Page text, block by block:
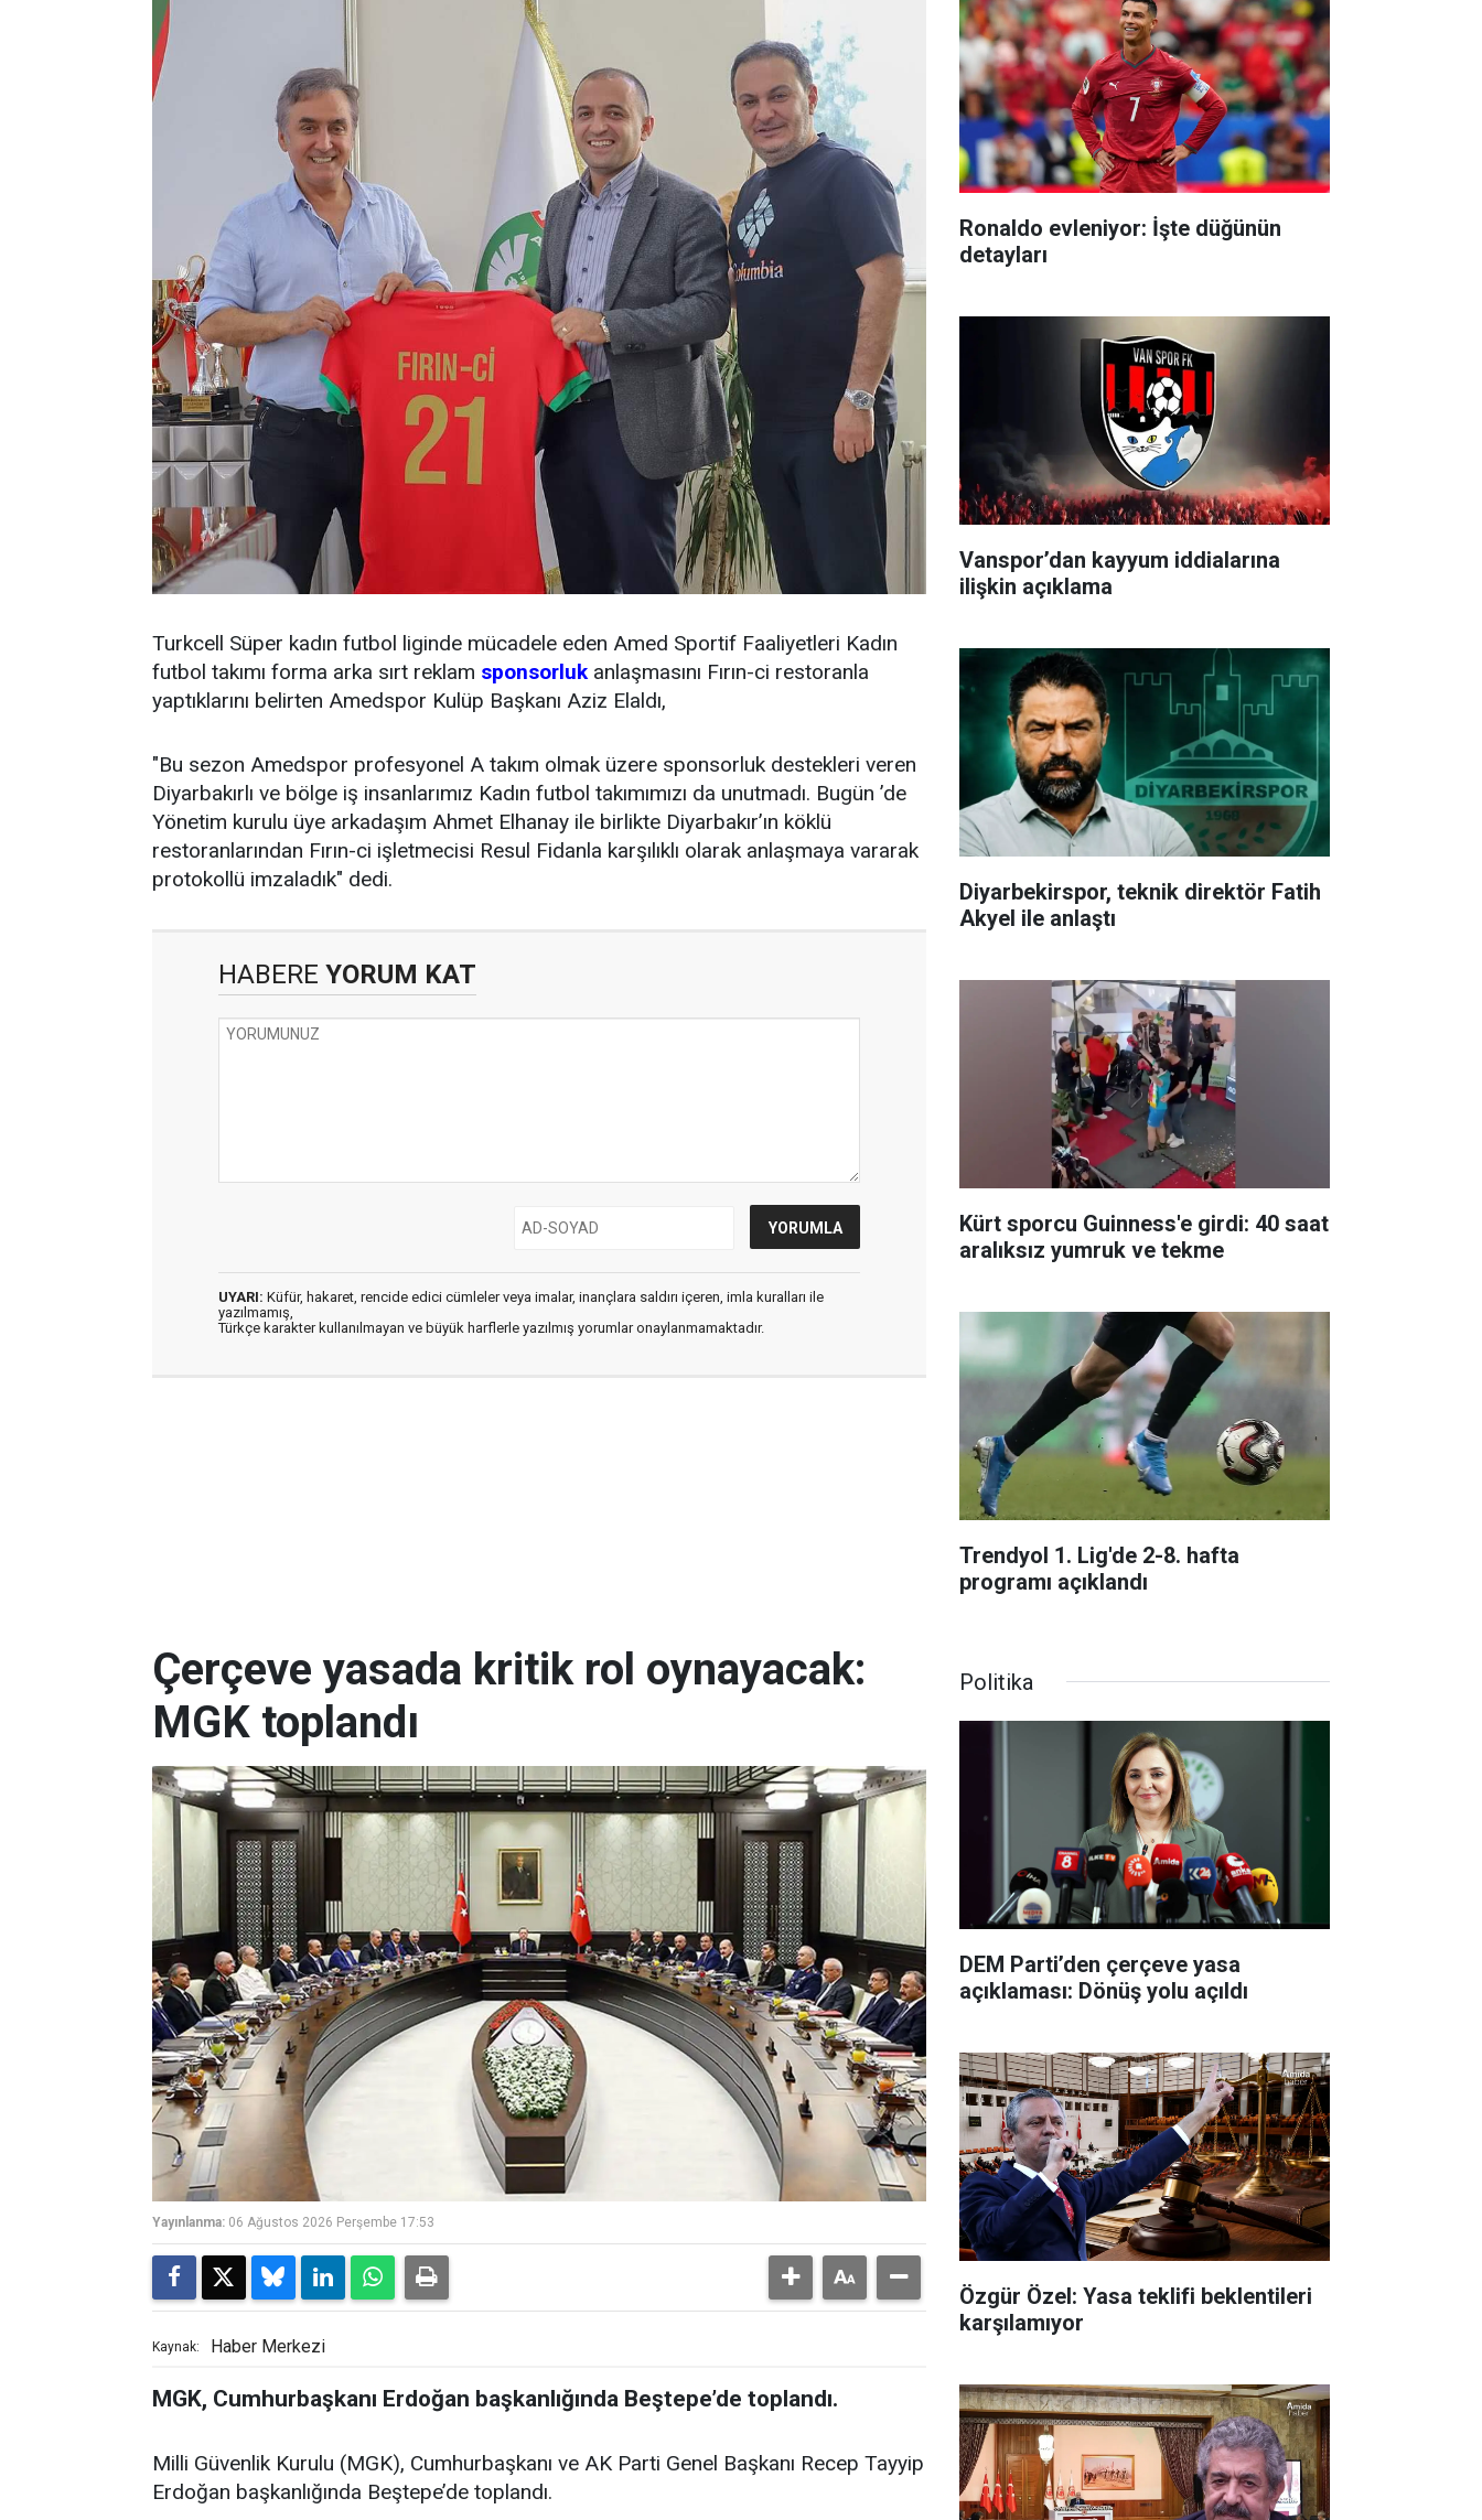
Turkcell Süper kadın futbol liginde mücadele eden Amed Sportif Faaliyetleri Kadın
futbol takımı forma arka sırt reklam sponsorlukanlaşmasını Fırın-ci restoranla
yaptıklarını belirten Amedspor Kulüp Başkanı Aziz Elaldı,
"Bu sezon Amedspor profesyonel A takım olmak üzere sponsorluk destekleri veren
Diyarbakırlı ve bölge iş insanlarımız Kadın futbol takımımızı da unutmadı. Bugün ’de
Yönetim kurulu üye arkadaşım Ahmet Elhanay ile birlikte Diyarbakır’ın köklü
restoranlarından Fırın-ci işletmecisi Resul Fidanla karşılıklı olarak anlaşmaya vararak
protokollü imzaladık" dedi.
HABERE YORUM KAT
UYARI: Küfür, hakaret, rencide edici cümleler veya imalar, inançlara saldırı içeren, imla kuralları ile
yazılmamış,
Türkçe karakter kullanılmayan ve büyük harflerle yazılmış yorumlar onaylanmamaktadır.
Ronaldo evleniyor: İşte düğünün
detayları
Vanspor’dan kayyum iddialarına
ilişkin açıklama
Diyarbekirspor, teknik direktör Fatih
Akyel ile anlaştı
Kürt sporcu Guinness'e girdi: 40 saat
aralıksız yumruk ve tekme
Trendyol 1. Lig'de 2-8. hafta
programı açıklandı
Çerçeve yasada kritik rol oynayacak:
MGK toplandı
Yayınlanma: 06 Ağustos 2026 Perşembe 17:53
Kaynak: Haber Merkezi
MGK, Cumhurbaşkanı Erdoğan başkanlığında Beştepe’de toplandı.
Milli Güvenlik Kurulu (MGK), Cumhurbaşkanı ve AK Parti Genel Başkanı Recep Tayyip
Erdoğan başkanlığında Beştepe’de toplandı.
Politika
DEM Parti’den çerçeve yasa
açıklaması: Dönüş yolu açıldı
Özgür Özel: Yasa teklifi beklentileri
karşılamıyor